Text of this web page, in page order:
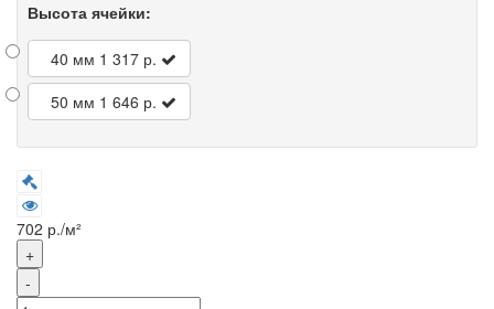
Высота ячейки:
40 мм 1 317 р.
50 мм 1 646 р.
702 р./м²
+
-